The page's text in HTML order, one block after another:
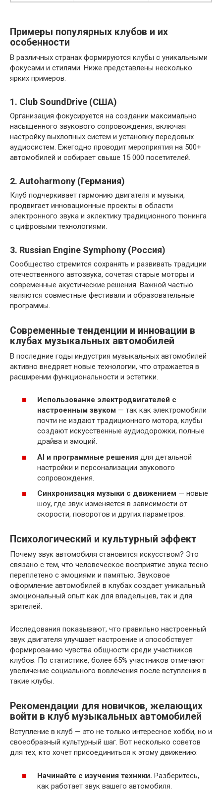
Примеры популярных клубов и их
особенности
В различных странах формируются клубы с уникальными
фокусами и стилями. Ниже представлены несколько
ярких примеров.
1. Club SoundDrive (США)
Организация фокусируется на создании максимально
насыщенного звукового сопровождения, включая
настройку выхлопных систем и установку передовых
аудиосистем. Ежегодно проводит мероприятия на 500+
автомобилей и собирает свыше 15 000 посетителей.
2. Autoharmony (Германия)
Клуб подчеркивает гармонию двигателя и музыки,
продвигает инновационные проекты в области
электронного звука и эклектику традиционного тюнинга
с цифровыми технологиями.
3. Russian Engine Symphony (Россия)
Сообщество стремится сохранять и развивать традиции
отечественного автозвука, сочетая старые моторы и
современные акустические решения. Важной частью
являются совместные фестивали и образовательные
программы.
Современные тенденции и инновации в
клубах музыкальных автомобилей
В последние годы индустрия музыкальных автомобилей
активно внедряет новые технологии, что отражается в
расширении функциональности и эстетики.
Использование электродвигателей с
настроенным звуком — так как электромобили
почти не издают традиционного мотора, клубы
создают искусственные аудиодорожки, полные
драйва и эмоций.
AI и программные решения для детальной
настройки и персонализации звукового
сопровождения.
Синхронизация музыки с движением — новые
шоу, где звук изменяется в зависимости от
скорости, поворотов и других параметров.
Психологический и культурный эффект
Почему звук автомобиля становится искусством? Это
связано с тем, что человеческое восприятие звука тесно
переплетено с эмоциями и памятью. Звуковое
оформление автомобилей в клубах создает уникальный
эмоциональный опыт как для владельцев, так и для
зрителей.
Исследования показывают, что правильно настроенный
звук двигателя улучшает настроение и способствует
формированию чувства общности среди участников
клубов. По статистике, более 65% участников отмечают
увеличение социального вовлечения после вступления в
такие клубы.
Рекомендации для новичков, желающих
войти в клуб музыкальных автомобилей
Вступление в клуб — это не только интересное хобби, но и
своеобразный культурный шаг. Вот несколько советов
для тех, кто хочет присоединиться к этому движению:
Начинайте с изучения техники. Разберитесь,
как работает звук вашего автомобиля.